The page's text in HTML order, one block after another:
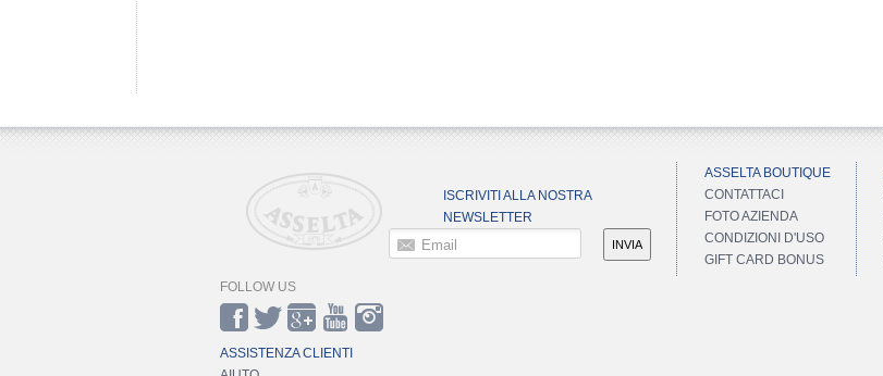
ISCRIVITI ALLA NOSTRA
NEWSLETTER
Email INVIA
ASSELTA BOUTIQUE
CONTATTACI
FOTO AZIENDA
CONDIZIONI D'USO
GIFT CARD BONUS
FOLLOW US
ASSISTENZA CLIENTI